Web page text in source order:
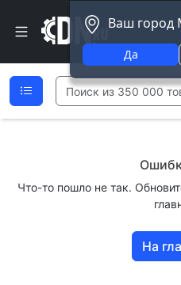
Ваш город
Да
Что-то пошло не так.
На